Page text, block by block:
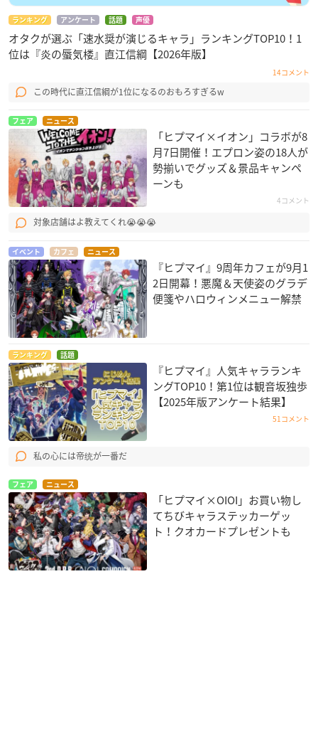
ランキング アンケート 話題 声優
オタクが選ぶ「速水奨が演じるキャラ」ランキングTOP10！1
位は『炎の蜃気楼』直江信綱【2026年版】
14コメント
この時代に直江信綱が1位になるのおもろすぎるw
フェア ニュース
「ヒプマイ×イオン」コラボが8
月7日開催！エプロン姿の18人が
勢揃いでグッズ＆景品キャンペ
ーンも
4コメント
対象店舗はよ教えてくれ😭😭😭
イベント カフェ ニュース
『ヒプマイ』9周年カフェが9月1
2日開幕！悪魔＆天使姿のグラデ
便箋やハロウィンメニュー解禁
ランキング 話題
『ヒプマイ』人気キャラランキ
ングTOP10！第1位は観音坂独歩
【2025年版アンケート結果】
51コメント
私の心には帝统が一番だ
フェア ニュース
「ヒプマイ×OIOI」お買い物し
てちびキャラステッカーゲッ
ト！クオカードプレゼントも